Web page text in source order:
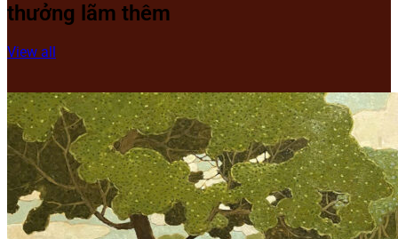
thưởng lãm thêm
View all